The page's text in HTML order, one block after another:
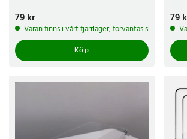
inom 5-7 arbetsdagar
Pris:79 kr
79 kr
Varan finns i vårt fjärrlager, förväntas skickas
Köp
Pris
79